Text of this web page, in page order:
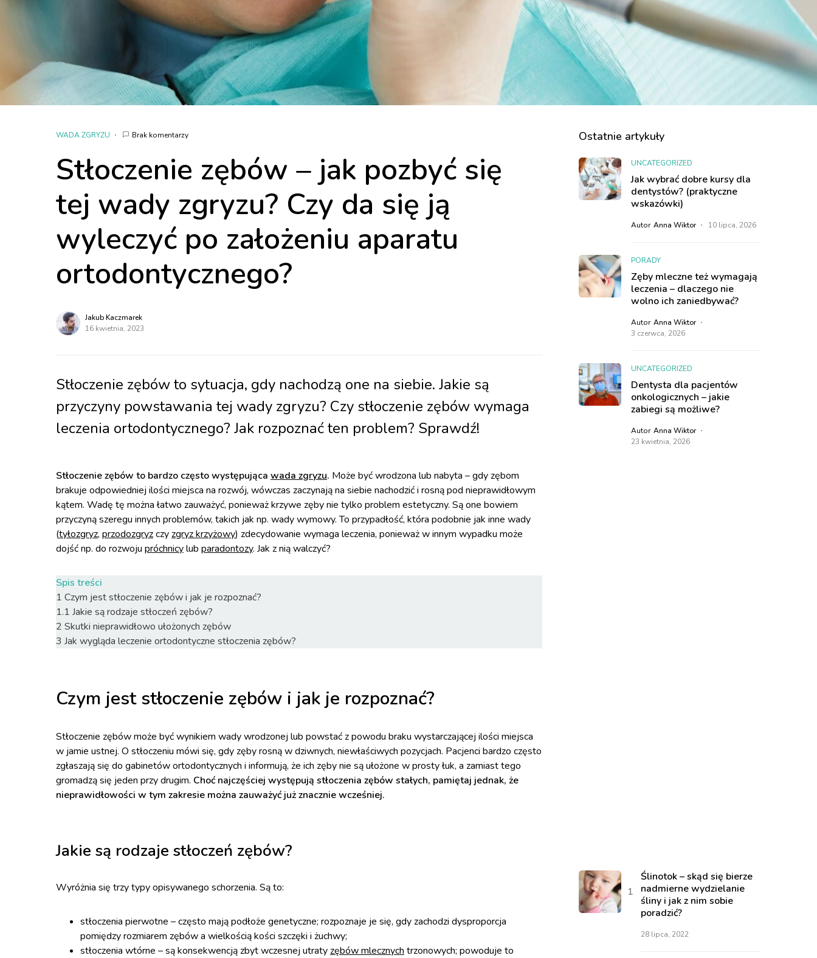
WADA ZGRYZU Brak komentarzy
Stłoczenie zębów – jak pozbyć się
tej wady zgryzu? Czy da się ją
wyleczyć po założeniu aparatu
ortodontycznego?
Jakub Kaczmarek
16 kwietnia, 2023
Stłoczenie zębów to sytuacja, gdy nachodzą one na siebie. Jakie są
przyczyny powstawania tej wady zgryzu? Czy stłoczenie zębów wymaga
leczenia ortodontycznego? Jak rozpoznać ten problem? Sprawdź!
Stłoczenie zębów to bardzo często występująca wada zgryzu. Może być wrodzona lub nabyta – gdy zębom
brakuje odpowiedniej ilości miejsca na rozwój, wówczas zaczynają na siebie nachodzić i rosną pod nieprawidłowym
kątem. Wadę tę można łatwo zauważyć, ponieważ krzywe zęby nie tylko problem estetyczny. Są one bowiem
przyczyną szeregu innych problemów, takich jak np. wady wymowy. To przypadłość, która podobnie jak inne wady
(tyłozgryz, przodozgryzczyzgryz krzyżowy) zdecydowanie wymaga leczenia, ponieważ w innym wypadku może
dojść np. do rozwoju próchnicylub paradontozy. Jak z nią walczyć?
Spis treści
1 Czym jest stłoczenie zębów i jak je rozpoznać?
1.1 Jakie są rodzaje stłoczeń zębów?
2 Skutki nieprawidłowo ułożonych zębów
3 Jak wygląda leczenie ortodontyczne stłoczenia zębów?
Czym jest stłoczenie zębów i jak je rozpoznać?
Stłoczenie zębów może być wynikiem wady wrodzonej lub powstać z powodu braku wystarczającej ilości miejsca
w jamie ustnej. O stłoczeniu mówi się, gdy zęby rosną w dziwnych, niewłaściwych pozycjach. Pacjenci bardzo często
zgłaszają się do gabinetów ortodontycznych i informują, że ich zęby nie są ułożone w prosty łuk, a zamiast tego
gromadzą się jeden przy drugim. Choć najczęściej występują stłoczenia zębów stałych, pamiętaj jednak, że
nieprawidłowości w tym zakresie można zauważyć już znacznie wcześniej.
Jakie są rodzaje stłoczeń zębów?
Wyróżnia się trzy typy opisywanego schorzenia. Są to:
stłoczenia pierwotne – często mają podłoże genetyczne; rozpoznaje je się, gdy zachodzi dysproporcja
pomiędzy rozmiarem zębów a wielkością kości szczęki i żuchwy;
stłoczenia wtórne – są konsekwencją zbyt wczesnej utratyzębów mlecznych trzonowych; powoduje to
Ostatnie artykuły
UNCATEGORIZED
Jak wybrać dobre kursy dla
dentystów? (praktyczne
wskazówki)
Autor Anna Wiktor 10 lipca, 2026
PORADY
Zęby mleczne też wymagają
leczenia – dlaczego nie
wolno ich zaniedbywać?
Autor Anna Wiktor
3 czerwca, 2026
UNCATEGORIZED
Dentysta dla pacjentów
onkologicznych – jakie
zabiegi są możliwe?
Autor Anna Wiktor
23 kwietnia, 2026
Ślinotok – skąd się bierze
nadmierne wydzielanie
śliny i jak z nim sobie
poradzić?
28 lipca, 2022